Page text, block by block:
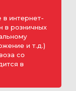
интернет-
в розничных
и т.д.)
со
в